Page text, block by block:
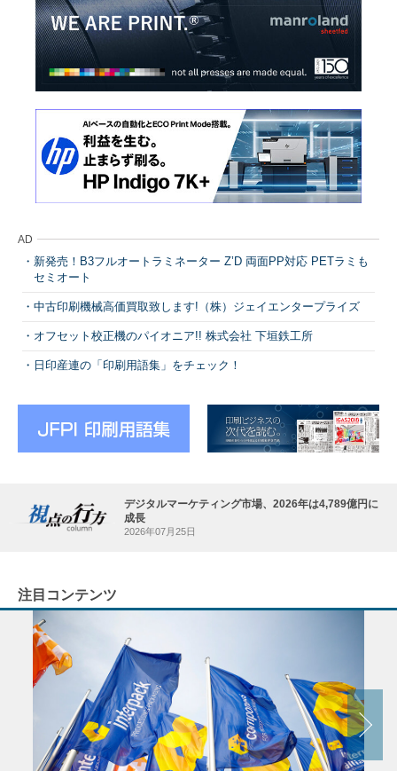
AD
新発売！B3フルオートラミネーター Z’D 両面PP対応 PETラミも
セミオート
中古印刷機械高価買取致します!（株）ジェイエンタープライズ
オフセット校正機のパイオニア!! 株式会社 下垣鉄工所
日印産連の「印刷用語集」をチェック！
デジタルマーケティング市場、2026年は4,789億円に
成長
2026年07月25日
注目コンテンツ